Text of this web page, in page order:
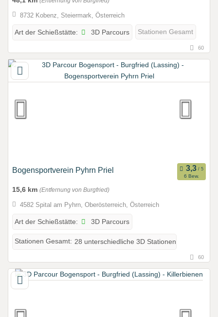
8732 Kobenz, Steiermark, Österreich
Art der Schießstätte: 3D Parcours Stationen Gesamt
60
Bogensportverein Pyhrn Priel
6 Bew.
15,6 km (Entfernung von Burgfried)
4582 Spital am Pyhrn, Oberösterreich, Österreich
Art der Schießstätte: 3D Parcours
Stationen Gesamt: 28 unterschiedliche 3D Stationen
60